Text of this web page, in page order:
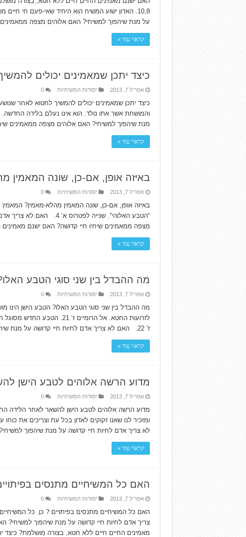
10,8. האדון ישוע המשיח הוא היחיד שאי-פעם חי
על מנת שיהפוך למשיחי? האם אלוהים מצפה ממאמינים
קרא\י עוד »
כיצד יתכן שמאמינים יכולים
אפריל 7, 2013 יסודות המשיחיות 0
כיצד יתכן שמאמינים יכולים להמשיך לחטוא לאחר
מנת שיהפוך למשיחי? האם אלוהים מצפה ממאמינים
קרא\י עוד »
באיזה אופן, אם-כן, שונה המאמין
אפריל 7, 2013 יסודות המשיחיות 0
באיזה אופן, אם-כן, שונה המאמין מהלא-מאמין?
“הטבע האלוהי”. שנייה
מצפה ממאמינים שיחיו חיי קדושה? האם ישנם
קרא\י עוד »
מה ההבדל בין שני סוגי הטבע
אפריל 7, 2013 יסודות המשיחיות 0
מה ההבדל בין שני סוגי הטבע האלו? הטבע הישן הינו
לזרועות החטא. אל הרומיים
ז’ 22. האם לא צריך אדם לחיות חיי קדושה על מנת שיהפוך …
קרא\י עוד »
מדוע הרשה אלוהים לטבע הישן
אפריל 7, 2013 יסודות המשיחיות 0
מדוע הרשה אלוהים לטבע הישן להשאר לאחר הלידה
לא צריך אדם לחיות חיי קדושה על מנת שיהפוך
קרא\י עוד »
האם כל המשיחיים מתנסים
אפריל 7, 2013 יסודות המשיחיות 0
צריך אדם לחיות חיי קדושה על מנת שיהפוך למשיחי?
מאמינים החיים חיים ללא חטא, בצורה מושלמת? כיצד